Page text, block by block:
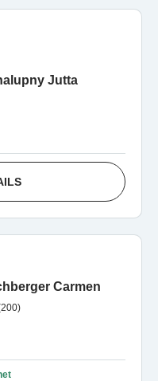
Jutta
Carmen